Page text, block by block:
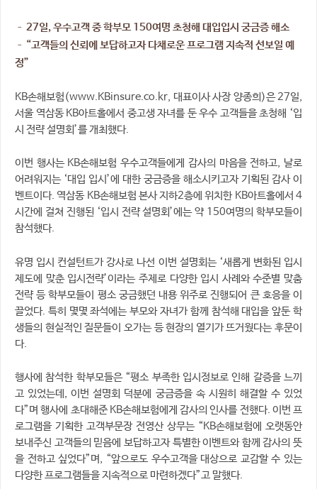
– 27일, 우수고객 중 학부모 150여명 초청해 대입입시 궁금증 해소
– “고객들의 신뢰에 보답하고자 다채로운 프로그램 지속적 선보일 예
정”
KB손해보험(www.KBinsure.co.kr, 대표이사 사장 양종희)은 27일,
서울 역삼동 KB아트홀에서 중고생 자녀를 둔 우수 고객들을 초청해 ‘입
시 전략 설명회’를 개최했다.
이번 행사는 KB손해보험 우수고객들에게 감사의 마음을 전하고, 날로
어려워지는 ‘대입 입시’에 대한 궁금증을 해소시키고자 기획된 감사 이
벤트이다. 역삼동 KB손해보험 본사 지하2층에 위치한 KB아트홀에서 4
시간에 걸쳐 진행된 ‘입시 전략 설명회’에는 약 150여명의 학부모들이
참석했다.
유명 입시 컨설턴트가 강사로 나선 이번 설명회는 ‘새롭게 변화된 입시
제도에 맞춘 입시전략’이라는 주제로 다양한 입시 사례와 수준별 맞춤
전략 등 학부모들이 평소 궁금했던 내용 위주로 진행되어 큰 호응을 이
끌었다. 특히 몇몇 좌석에는 부모와 자녀가 함께 참석해 대입을 앞둔 학
생들의 현실적인 질문들이 오가는 등 현장의 열기가 뜨거웠다는 후문이
다.
행사에 참석한 학부모들은 “평소 부족한 입시정보로 인해 갈증을 느끼
고 있었는데, 이번 설명회 덕분에 궁금증을 속 시원히 해결할 수 있었
다”며 행사에 초대해준 KB손해보험에게 감사의 인사를 전했다. 이번 프
로그램을 기획한 고객부문장 전영산 상무는 “KB손해보험에 오랫동안
보내주신 고객들의 믿음에 보답하고자 특별한 이벤트와 함께 감사의 뜻
을 전하고 싶었다”며, “앞으로도 우수고객을 대상으로 교감할 수 있는
다양한 프로그램들을 지속적으로 마련하겠다”고 말했다.